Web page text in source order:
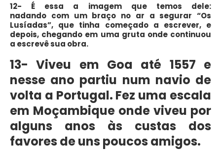
12- É essa a imagem que temos dele:
nadando com um braço no ar a segurar “Os
Lusíadas”, que tinha começado a escrever, e
depois, chegando em uma gruta onde continuou
a escrevê sua obra.
13- Viveu em Goa até 1557 e
nesse ano partiu num navio de
volta a Portugal. Fez uma escala
em Moçambique onde viveu por
alguns anos às custas dos
favores de uns poucos amigos.